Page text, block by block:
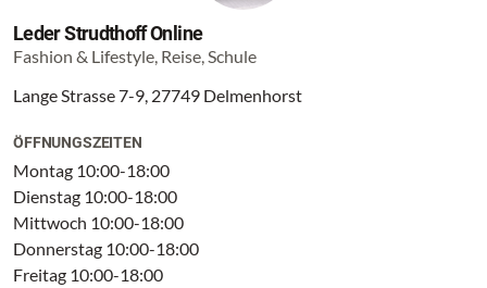
Leder Strudthoff Online
Fashion & Lifestyle, Reise, Schule
Lange Strasse 7-9, 27749 Delmenhorst
ÖFFNUNGSZEITEN
Montag 10:00-18:00
Dienstag 10:00-18:00
Mittwoch 10:00-18:00
Donnerstag 10:00-18:00
Freitag 10:00-18:00